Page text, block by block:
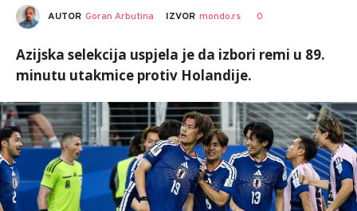
AUTOR Goran Arbutina IZVOR mondo.rs 0
Azijska selekcija uspjela je da izbori remi u 89.
minutu utakmice protiv Holandije.